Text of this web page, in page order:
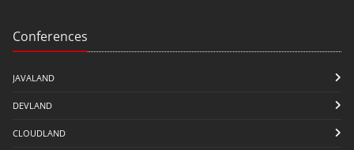
Conferences
JAVALAND
DEVLAND
CLOUDLAND